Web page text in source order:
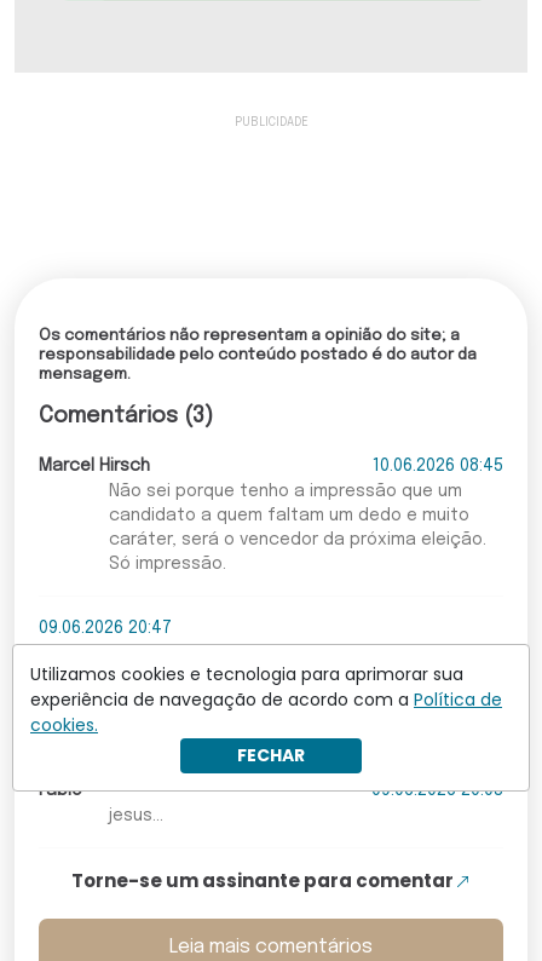
Os comentários não representam a opinião do site; a
responsabilidade pelo conteúdo postado é do autor da
mensagem.
Comentários (3)
Marcel Hirsch
10.06.2026 08:45
Não sei porque tenho a impressão que um
candidato a quem faltam um dedo e muito
caráter, será o vencedor da próxima eleição.
Só impressão.
09.06.2026 20:47
brasileiro, q passa a vida trabalhando,
trabalhando, trabalhando... somente pra
Fabio
09.06.2026 20:03
jesus...
Torne-se um assinante para comentar
Leia mais comentários
Utilizamos cookies e tecnologia para aprimorar sua
experiência de navegação de acordo com a Política de
cookies.
FECHAR